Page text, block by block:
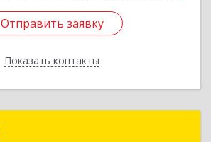
Отправить заявку
Показать контакты
Отправить заявку
Назад